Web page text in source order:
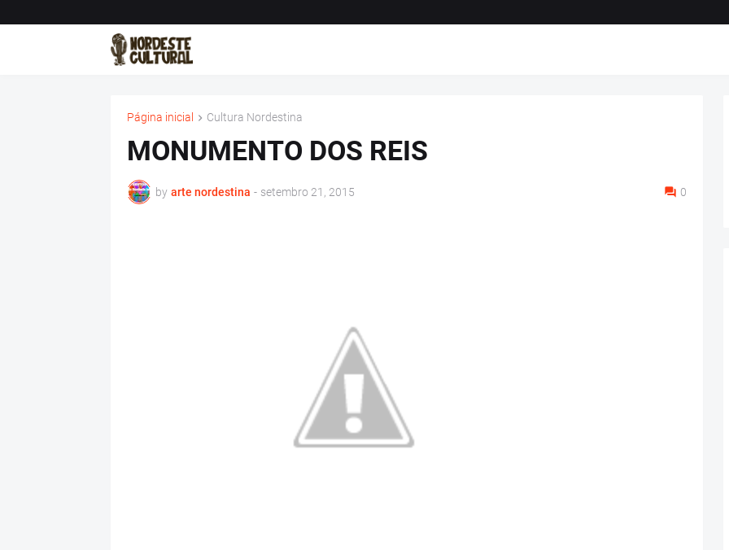
Página inicial Cultura Nordestina
MONUMENTO DOS REIS
by arte nordestina - setembro 21, 2015 0